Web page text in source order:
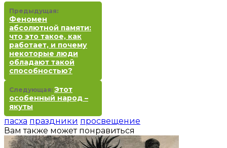
Предыдущая:
Феномен
абсолютной памяти:
что это такое, как
работает, и почему
некоторые люди
обладают такой
способностью?
Следующая: Этот
особенный народ –
якуты
пасха праздники просвещение
Вам также может понравиться